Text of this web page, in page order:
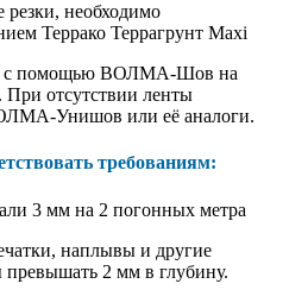
необходимо
Террако Террагрунт Maxi
с помощью ВОЛМА-Шов на
отсутствии ленты
Унишов или её аналоги.
требованиям:
3 мм на 2 погонных метра
наплывы и другие
2 мм в глубину.